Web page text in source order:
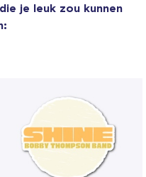
je leuk zou kunnen